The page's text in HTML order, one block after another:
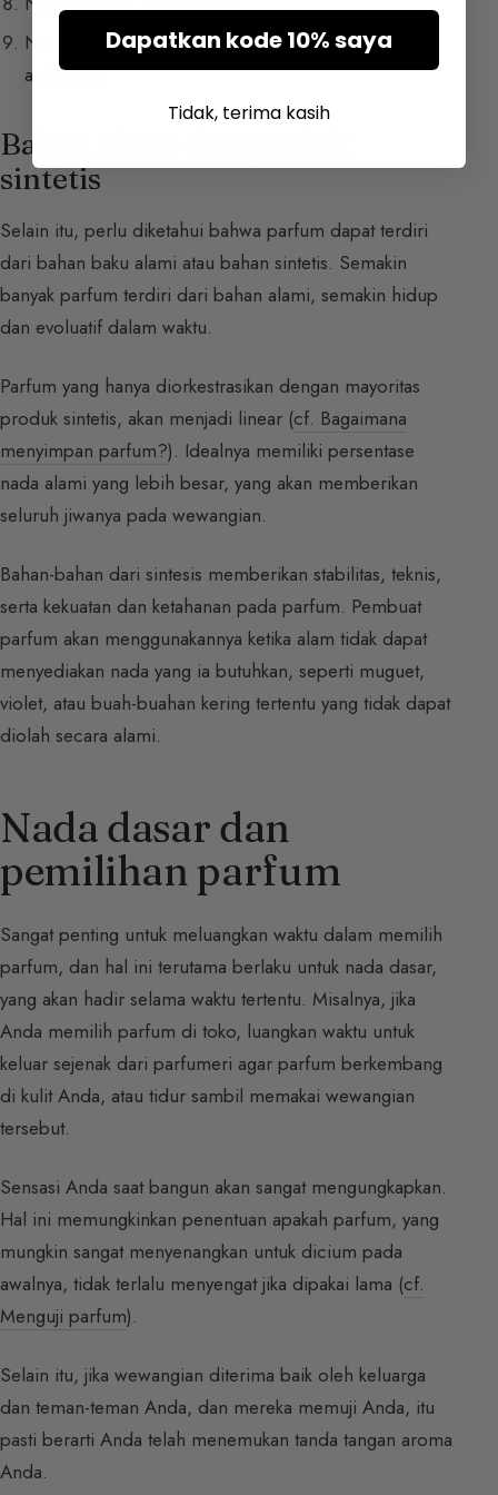
Nada teknis sintetis seperti cashmeran atau
ambroxan
Bahan alami dan produk
sintetis
Selain itu, perlu diketahui bahwa parfum dapat terdiri
dari bahan baku alami atau bahan sintetis. Semakin
banyak parfum terdiri dari bahan alami, semakin hidup
dan evoluatif dalam waktu.
Parfum yang hanya diorkestrasikan dengan mayoritas
produk sintetis, akan menjadi linear (cf. Bagaimana
menyimpan parfum?). Idealnya memiliki persentase
nada alami yang lebih besar, yang akan memberikan
seluruh jiwanya pada wewangian.
Bahan-bahan dari sintesis memberikan stabilitas, teknis,
serta kekuatan dan ketahanan pada parfum. Pembuat
parfum akan menggunakannya ketika alam tidak dapat
menyediakan nada yang ia butuhkan, seperti muguet,
violet, atau buah-buahan kering tertentu yang tidak dapat
diolah secara alami.
Nada dasar dan
pemilihan parfum
Sangat penting untuk meluangkan waktu dalam memilih
parfum, dan hal ini terutama berlaku untuk nada dasar,
yang akan hadir selama waktu tertentu. Misalnya, jika
Anda memilih parfum di toko, luangkan waktu untuk
keluar sejenak dari parfumeri agar parfum berkembang
di kulit Anda, atau tidur sambil memakai wewangian
tersebut.
Sensasi Anda saat bangun akan sangat mengungkapkan.
Hal ini memungkinkan penentuan apakah parfum, yang
mungkin sangat menyenangkan untuk dicium pada
awalnya, tidak terlalu menyengat jika dipakai lama (cf.
Menguji parfum).
Selain itu, jika wewangian diterima baik oleh keluarga
dan teman-teman Anda, dan mereka memuji Anda, itu
pasti berarti Anda telah menemukan tanda tangan aroma
Anda.
Dapatkan kode 10% saya
Tidak, terima kasih